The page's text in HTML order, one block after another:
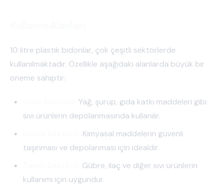
10 litre plastik bidonlar, çok çeşitli sektörlerde
kullanılmaktadır. Özellikle aşağıdaki alanlarda büyük bir
öneme sahiptir:
Yağ, şurup, gıda katkı maddeleri gibi
sıvı ürünlerin depolanmasında kullanılır.
Kimyasal maddelerin güvenli
taşınması ve depolanması için idealdir.
Gübre, ilaç ve diğer sıvı ürünlerin
kullanımı için uygundur.